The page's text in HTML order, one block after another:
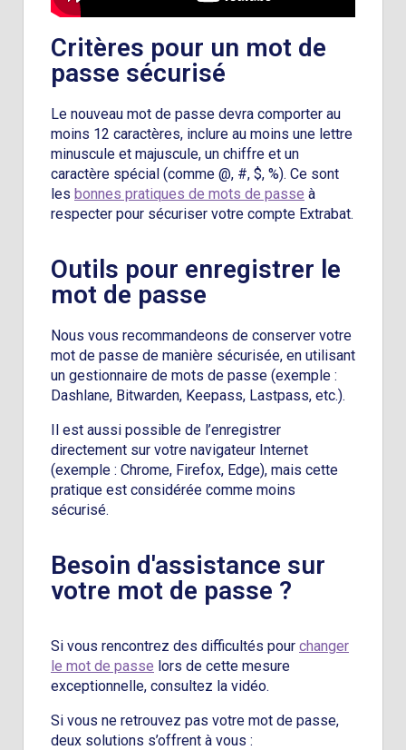
Critères pour un mot de
passe sécurisé
Le nouveau mot de passe devra comporter au
moins 12 caractères, inclure au moins une lettre
minuscule et majuscule, un chiffre et un
caractère spécial (comme @, #, $, %). Ce sont
les bonnes pratiques de mots de passe à
respecter pour sécuriser votre compte Extrabat.
Outils pour enregistrer le
mot de passe
Nous vous recommandeons de conserver votre
mot de passe de manière sécurisée, en utilisant
un gestionnaire de mots de passe (exemple :
Dashlane, Bitwarden, Keepass, Lastpass, etc.).
Il est aussi possible de l’enregistrer
directement sur votre navigateur Internet
(exemple : Chrome, Firefox, Edge), mais cette
pratique est considérée comme moins
sécurisé.
Besoin d'assistance sur
votre mot de passe ?
Si vous rencontrez des difficultés pour changer
le mot de passe lors de cette mesure
exceptionnelle, consultez la vidéo.
Si vous ne retrouvez pas votre mot de passe,
deux solutions s’offrent à vous :